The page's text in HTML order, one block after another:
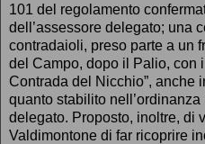
101 del regolamento
dell’assessore delegato; una
contradaioli, preso parte a un
del Campo, dopo il Palio, con
Contrada del Nicchio”, anche
quanto stabilito
delegato. Proposto, inoltre, di
Valdimontone di far ricoprire